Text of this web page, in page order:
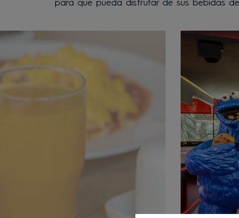
para que pueda disfrutar de sus bebidas